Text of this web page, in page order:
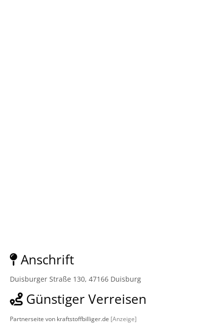
Anschrift
Duisburger Straße 130, 47166 Duisburg
Günstiger Verreisen
Partnerseite von kraftstoffbilliger.de [Anzeige]